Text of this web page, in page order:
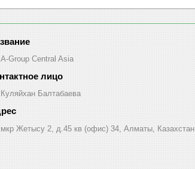
A-Group Central Asia
Куляйхан Балтабаева
мкр Жетысу 2, д.45 кв (офис) 34, Алматы, Казахстан